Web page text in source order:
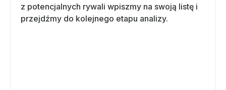
z potencjalnych rywali wpiszmy na swoją listę i
przejdźmy do kolejnego etapu analizy.